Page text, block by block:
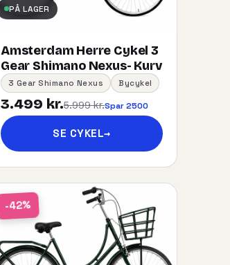
PÅ LAGER
Amsterdam Herre Cykel 3
Gear Shimano Nexus- Kurv
3 Gear Shimano Nexus Bycykel
3.499 kr.5.999 kr.Spar 2500
SE CYKEL→
-42%